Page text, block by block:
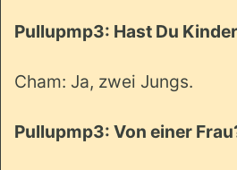
Pullupmp3: Hast Du
Cham: Ja, zwei Jungs.
Pullupmp3: Von einer